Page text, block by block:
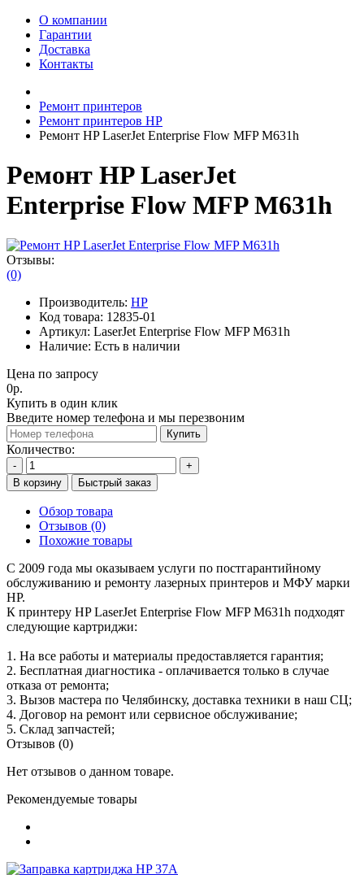
О компании
Гарантии
Доставка
Контакты
Ремонт принтеров
Ремонт принтеров HP
Ремонт HP LaserJet Enterprise Flow MFP M631h
Ремонт HP LaserJet
Enterprise Flow MFP M631h
Отзывы:
(0)
Производитель: HP
Код товара: 12835-01
Артикул: LaserJet Enterprise Flow MFP M631h
Наличие: Есть в наличии
Цена по запросу
0р.
Купить в один клик
Введите номер телефона и мы перезвоним
Купить
Количество:
-
+
В корзину
Быстрый заказ
Обзор товара
Отзывов (0)
Похожие товары
С 2009 года мы оказываем услуги по постгарантийному
обслуживанию и ремонту лазерных принтеров и МФУ марки
HP.
К принтеру HP LaserJet Enterprise Flow MFP M631h подходят
следующие картриджи:
1. На все работы и материалы предоставляется гарантия;
2. Бесплатная диагностика - оплачивается только в случае
отказа от ремонта;
3. Вызов мастера по Челябинску, доставка техники в наш СЦ;
4. Договор на ремонт или сервисное обслуживание;
5. Склад запчастей;
Отзывов (0)
Нет отзывов о данном товаре.
Рекомендуемые товары